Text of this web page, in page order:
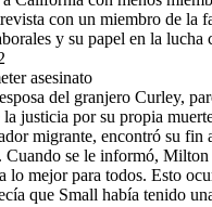
con un miembro de la
y su papel en la lucha
asesinato
del granjero Curley,
justicia por su propia
migrante, encontró su fin
Cuando se le informó,
lo mejor para todos. Esto
que Small había tenido